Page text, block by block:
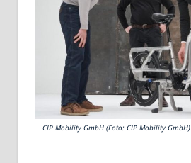
CIP Mobility GmbH (Foto: CIP Mobility GmbH)